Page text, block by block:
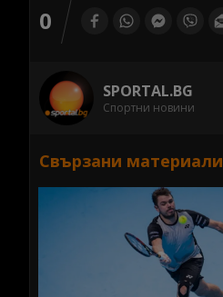
0
SPORTAL.BG
Спортни новини
Свързани материали